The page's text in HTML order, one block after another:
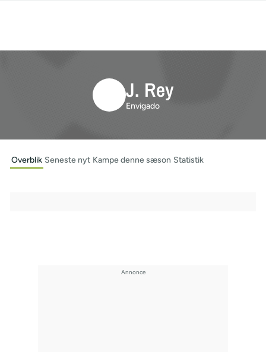
J. Rey
Envigado
Overblik Seneste nyt Kampe denne sæson Statistik